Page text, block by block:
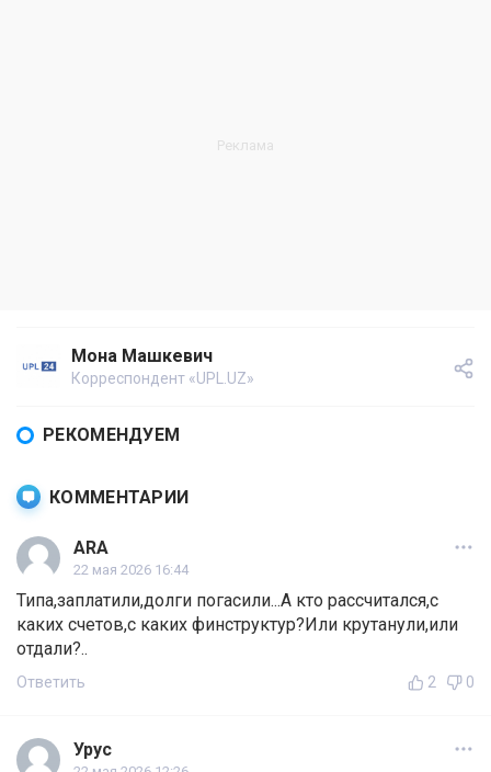
Мона Машкевич
Корреспондент «UPL.UZ»
РЕКОМЕНДУЕМ
КОММЕНТАРИИ
ARA
22 мая 2026 16:44
Типа,заплатили,долги погасили...А кто рассчитался,с
каких счетов,с каких финструктур?Или крутанули,или
отдали?..
Ответить 2 0
Урус